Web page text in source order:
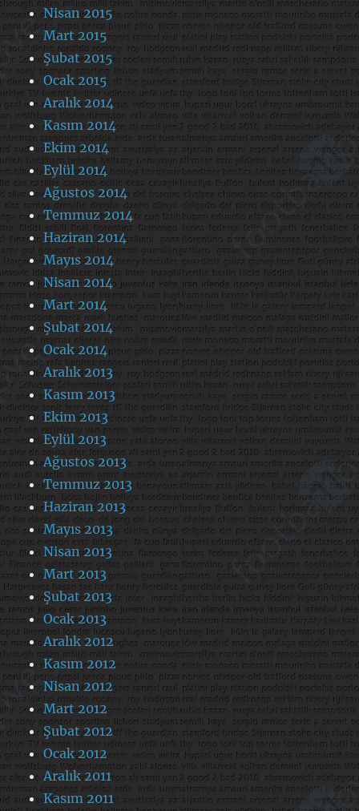
Nisan 2015
Mart 2015
Şubat 2015
Ocak 2015
Aralık 2014
Kasım 2014
Ekim 2014
Eylül 2014
Ağustos 2014
Temmuz 2014
Haziran 2014
Mayıs 2014
Nisan 2014
Mart 2014
Şubat 2014
Ocak 2014
Aralık 2013
Kasım 2013
Ekim 2013
Eylül 2013
Ağustos 2013
Temmuz 2013
Haziran 2013
Mayıs 2013
Nisan 2013
Mart 2013
Şubat 2013
Ocak 2013
Aralık 2012
Kasım 2012
Nisan 2012
Mart 2012
Şubat 2012
Ocak 2012
Aralık 2011
Kasım 2011